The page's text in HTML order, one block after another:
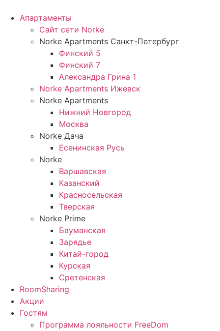
содержимому
Апартаменты
Сайт сети Norke
Norke Apartments Санкт-Петербург
Финский 5
Финский 7
Александра Грина 1
Norke Apartments Ижевск
Norke Apartments
Нижний Новгород
Москва
Norke Дача
Есенинская Русь
Norke
Варшавская
Казанский
Красносельская
Тверская
Norke Prime
Бауманская
Зарядье
Китай-город
Курская
Сретенская
RoomSharing
Акции
Гостям
Программа лояльности FreeDom